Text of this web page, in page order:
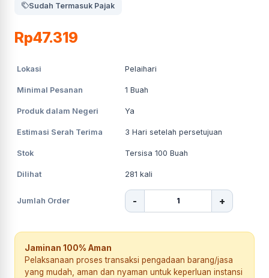
Sudah Termasuk Pajak
Rp47.319
Lokasi Pelaihari
Minimal Pesanan 1 Buah
Produk dalam Negeri Ya
Estimasi Serah Terima 3 Hari setelah persetujuan
Stok Tersisa 100 Buah
Dilihat 281 kali
Jumlah Order - +
Jaminan 100% Aman
Pelaksanaan proses transaksi pengadaan barang/jasa
yang mudah, aman dan nyaman untuk keperluan instansi